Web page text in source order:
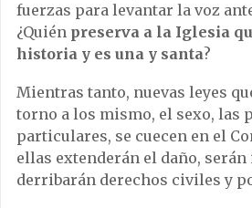
fuerzas para levantar la voz
¿Quién preserva a la Iglesia
historia y es una y santa?
Mientras tanto, nuevas leyes
torno a los mismo, el sexo, las
particulares, se cuecen en el
ellas extenderán el daño, serán
derribarán derechos civiles y